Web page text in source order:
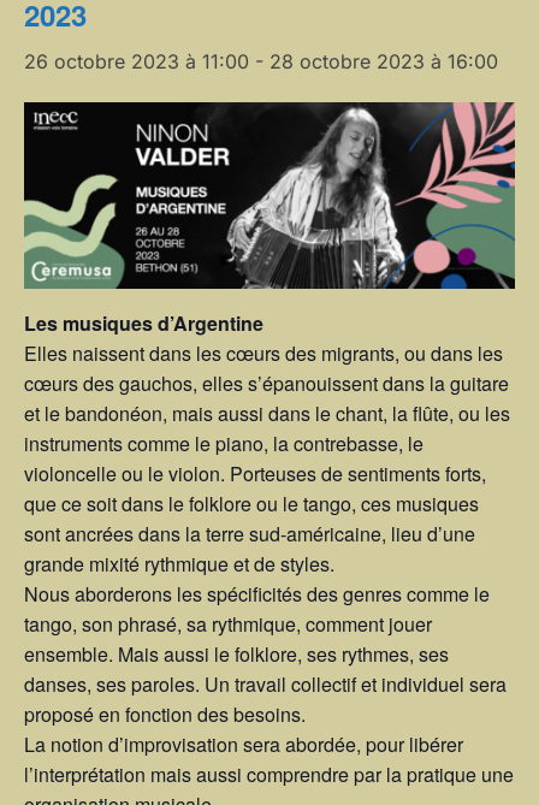
2023
26 octobre 2023 à 11:00 - 28 octobre 2023 à 16:00
Les musiques d’Argentine
Elles naissent dans les cœurs des migrants, ou dans les
cœurs des gauchos, elles s’épanouissent dans la guitare
et le bandonéon, mais aussi dans le chant, la flûte, ou les
instruments comme le piano, la contrebasse, le
violoncelle ou le violon. Porteuses de sentiments forts,
que ce soit dans le folklore ou le tango, ces musiques
sont ancrées dans la terre sud-américaine, lieu d’une
grande mixité rythmique et de styles.
Nous aborderons les spécificités des genres comme le
tango, son phrasé, sa rythmique, comment jouer
ensemble. Mais aussi le folklore, ses rythmes, ses
danses, ses paroles. Un travail collectif et individuel sera
proposé en fonction des besoins.
La notion d’improvisation sera abordée, pour libérer
l’interprétation mais aussi comprendre par la pratique une